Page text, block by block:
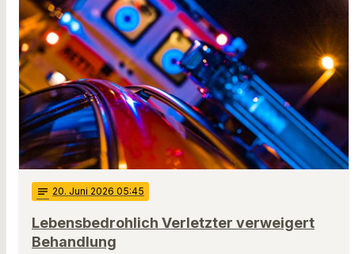
notes 20. Juni 2026 05:45
Lebensbedrohlich Verletzter verweigert
Behandlung